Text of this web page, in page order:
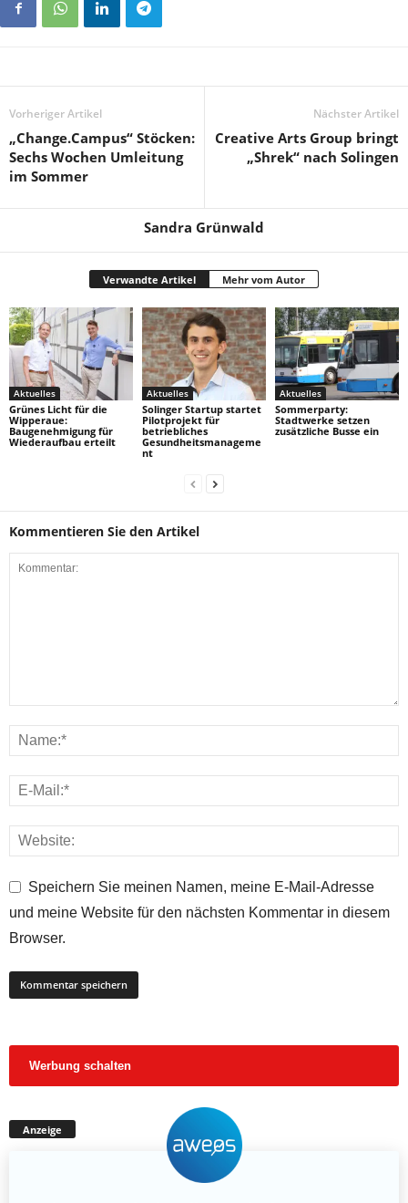
Vorheriger Artikel
„Change.Campus“ Stöcken:
Sechs Wochen Umleitung
im Sommer
Nächster Artikel
Creative Arts Group bringt
„Shrek“ nach Solingen
Sandra Grünwald
Verwandte Artikel Mehr vom Autor
Aktuelles
Grünes Licht für die
Wipperaue:
Baugenehmigung für
Wiederaufbau erteilt
Aktuelles
Solinger Startup startet
Pilotprojekt für
betriebliches
Gesundheitsmanageme
nt
Aktuelles
Sommerparty:
Stadtwerke setzen
zusätzliche Busse ein
Kommentieren Sie den Artikel
Speichern Sie meinen Namen, meine E-Mail-Adresse
und meine Website für den nächsten Kommentar in diesem
Browser.
Werbung schalten
Anzeige